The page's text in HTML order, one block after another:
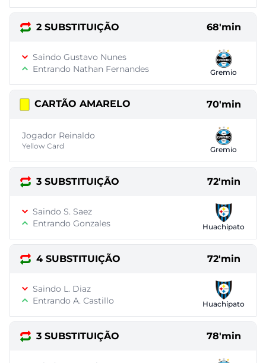
2 SUBSTITUIÇÃO 68'min
Saindo Gustavo Nunes
Entrando Nathan Fernandes
Gremio
CARTÃO AMARELO 70'min
Jogador Reinaldo
Yellow Card Gremio
3 SUBSTITUIÇÃO 72'min
Saindo S. Saez
Entrando Gonzales
Huachipato
4 SUBSTITUIÇÃO 72'min
Saindo L. Diaz
Entrando A. Castillo
Huachipato
3 SUBSTITUIÇÃO 78'min